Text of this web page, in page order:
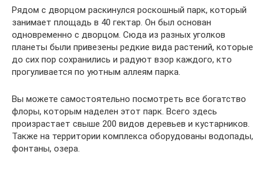
Рядом с дворцом раскинулся роскошный парк, который
занимает площадь в 40 гектар. Он был основан
одновременно с дворцом. Сюда из разных уголков
планеты были привезены редкие вида растений, которые
до сих пор сохранились и радуют взор каждого, кто
прогуливается по уютным аллеям парка.
Вы можете самостоятельно посмотреть все богатство
флоры, которым наделен этот парк. Всего здесь
произрастает свыше 200 видов деревьев и кустарников.
Также на территории комплекса оборудованы водопады,
фонтаны, озера.